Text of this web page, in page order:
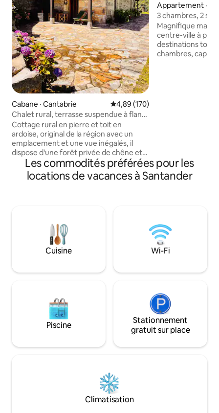
Cabane · Cantabrie Note moyenne de 4,89 sur 5,
4,89 (170)
Chalet rural, terrasse suspendue à flanc
de colline
Cottage rural en pierre et toit en
ardoise, original de la région avec un
emplacement et une vue inégalés, il
dispose d'une forêt privée de chêne et
de châtaigniers avec sa propre table de
pique-nique et une vaste ferme pour
marcher dans un environnement
point de vue - terrasse en pierre
suspendue à flanc de colline avec une
vue imprenable sur la vallée et les
montagnes, ainsi que toute la maison.
Appartement ·
3 chambres, 2
lumière et
Magnifique
centre-ville à
destinations
chambres,
Les commodités préférées pour les
locations de vacances à Santander
Cuisine Wi-Fi
Piscine
Stationnement
gratuit sur place
Climatisation